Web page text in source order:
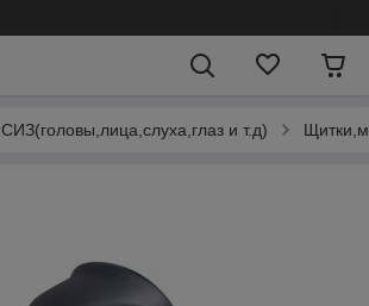
СИЗ(головы,лица,слуха,глаз и т.д)